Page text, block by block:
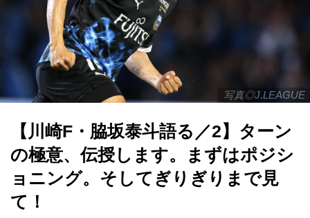
写真◎J.LEAGUE
【川崎F・脇坂泰斗語る／2】ターン
の極意、伝授します。まずはポジシ
ョニング。そしてぎりぎりまで見
て！